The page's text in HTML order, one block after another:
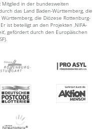
Mitglied in der bundesweiten
das Land Baden-Württemberg, die
die Diözese Rottenburg-
ist beteiligt an den Projekten ‚NIFA-
gefördert durch den Europäischen